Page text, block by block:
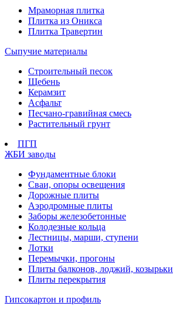
Мраморная плитка
Плитка из Оникса
Плитка Травертин
Сыпучие материалы
Строительный песок
Щебень
Керамзит
Асфальт
Песчано-гравийная смесь
Растительный грунт
ПГП
ЖБИ заводы
Фундаментные блоки
Сваи, опоры освещения
Дорожные плиты
Аэродромные плиты
Заборы железобетонные
Колодезные кольца
Лестницы, марши, ступени
Лотки
Перемычки, прогоны
Плиты балконов, лоджий, козырьки
Плиты перекрытия
Гипсокартон и профиль